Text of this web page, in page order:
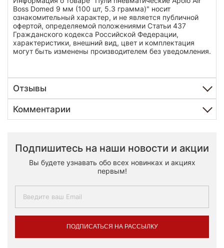
Boss Domed 9 мм (100 шт, 5.3 грамма)" носит
ознакомительный характер, и не является публичной
офертой, определяемой положениями Статьи 437
Гражданского кодекса Российской Федерации,
характеристики, внешний вид, цвет и комплектация
могут быть изменены производителем без уведомления.
Отзывы
Комментарии
Подпишитесь на наши новости и акции
Вы будете узнавать обо всех новинках и акциях
первым!
ПОДПИСАТЬСЯ НА РАССЫЛКУ